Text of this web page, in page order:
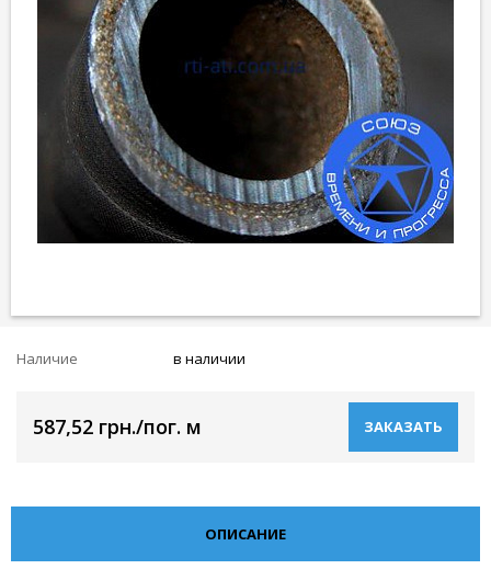
Наличие в наличии
587,52 грн./пог. м ЗАКАЗАТЬ
ОПИСАНИЕ